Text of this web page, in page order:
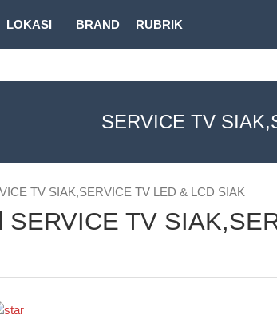
LOKASI BRAND RUBRIK
SERVICE TV
TV SIAK,SERVICE TV LED & LCD SIAK
SERVICE TV